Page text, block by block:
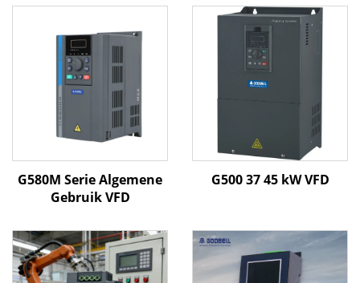
G580M Serie Algemene
Gebruik VFD
G500 37 45 kW VFD